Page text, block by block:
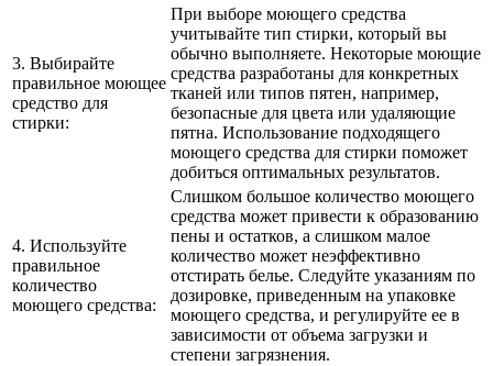
3. Выбирайте
правильное моющее
средство для
стирки:
При выборе моющего средства
учитывайте тип стирки, который вы
обычно выполняете. Некоторые моющие
средства разработаны для конкретных
тканей или типов пятен, например,
безопасные для цвета или удаляющие
пятна. Использование подходящего
моющего средства для стирки поможет
добиться оптимальных результатов.
4. Используйте
правильное
количество
моющего средства:
Слишком большое количество моющего
средства может привести к образованию
пены и остатков, а слишком малое
количество может неэффективно
отстирать белье. Следуйте указаниям по
дозировке, приведенным на упаковке
моющего средства, и регулируйте ее в
зависимости от объема загрузки и
степени загрязнения.